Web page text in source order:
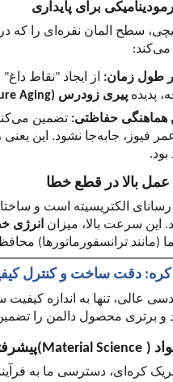
برای پایداری
سطح المان نقره‌ای را که
می‌کند:
طول زمان: از ایجاد "نقاط
پدیدهپیری زودرس (Aging
هماهنگی حفاظتی: تضمین
فیوز، جابه‌جا نشود. این
بود.
بالا در قطع خطا
رسانای الکتریسیته است و
این سرعت بالا، میزان انرژی
(مانند ترانسفورماتورها)
کره: دقت ساخت و کنترل
عالی، تنها به اندازه
برتری محصول دالمن را
(
(Material Science
کره‌ای، دسترسی ما به